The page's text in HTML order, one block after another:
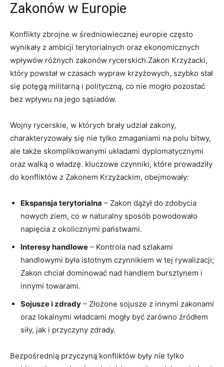
Zakonów w Europie
Konflikty zbrojne w średniowiecznej europie często
wynikały z ambicji terytorialnych oraz ekonomicznych
wpływów różnych zakonów rycerskich.Zakon Krzyżacki,
który powstał w czasach wypraw krzyżowych, szybko stał
się potęgą militarną i polityczną, co nie mogło pozostać
bez wpływu na jego sąsiadów.
Wojny rycerskie, w których brały udział zakony,
charakteryzowały się nie tylko zmaganiami na polu bitwy,
ale także skomplikowanymi układami dyplomatycznymi
oraz walką o władzę. kluczowe czynniki, które prowadziły
do konfliktów z Zakonem Krzyżackim, obejmowały:
Ekspansja terytorialna – Zakon dążył do zdobycia
nowych ziem, co w naturalny sposób powodowało
napięcia z okolicznymi państwami.
Interesy handlowe – Kontrola nad szlakami
handlowymi była istotnym czynnikiem w tej rywalizacji;
Zakon chciał dominować nad handlem bursztynem i
innymi towarami.
Sojusze i zdrady – Złożone sojusze z innymi zakonami
oraz lokalnymi władcami mogły być zarówno źródłem
siły, jak i przyczyny zdrady.
Bezpośrednią przyczyną konfliktów były nie tylko